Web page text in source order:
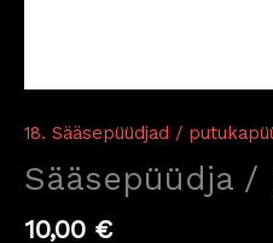
18. Sääsepüüdjad /
Sääsepüüdja
10,00 €